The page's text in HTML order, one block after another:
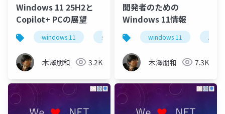
Windows 11 25H2と
Copilot+ PCの展望
windows 11 surface .netラボ
木澤朋和 3.2K
開発者のための
Windows 11情報
windows 11 .net
木澤朋和 7.3K